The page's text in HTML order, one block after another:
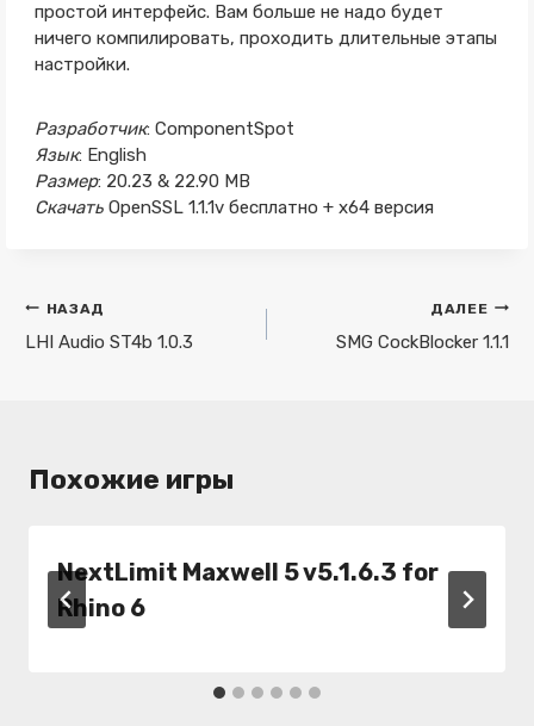
простой интерфейс. Вам больше не надо будет
ничего компилировать, проходить длительные этапы
настройки.
Разработчик: ComponentSpot
Язык: English
Размер: 20.23 & 22.90 MB
Скачать OpenSSL 1.1.1v бесплатно + x64 версия
Навигация
по
НАЗАД
LHI Audio ST4b 1.0.3
ДАЛЕЕ
SMG CockBlocker 1.1.1
Похожие игры
NextLimit Maxwell 5 v5.1.6.3 for
Rhino 6